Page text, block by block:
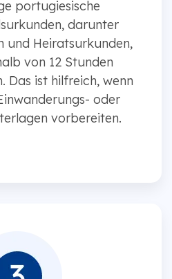
portugiesische
darunter
und Heiratsurkunden,
von 12 Stunden
Das ist hilfreich, wenn
oder
vorbereiten.